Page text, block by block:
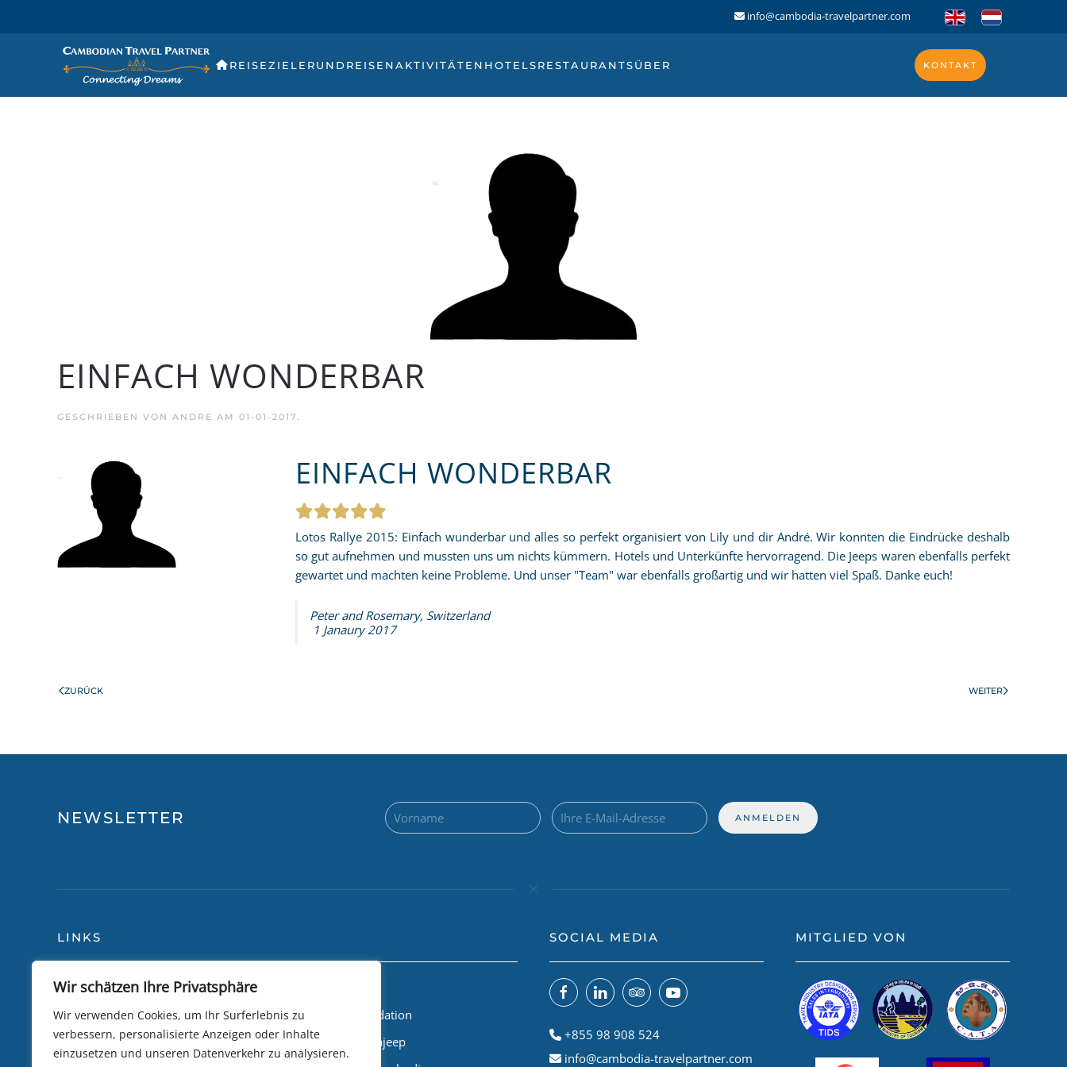
Wir schätzen Ihre Privatsphäre
Wir verwenden Cookies, um Ihr Surferlebnis zu
verbessern, personalisierte Anzeigen oder Inhalte
einzusetzen und unseren Datenverkehr zu analysieren.
info@cambodia-travelpartner.com
REISEZIELE RUNDREISENAKTIVITÄTEN HOTELSRESTAURANTSÜBER KONTAKT
EINFACH WONDERBAR
GESCHRIEBEN VON ANDRE AM 01-01-2017
EINFACH WONDERBAR
Lotos Rallye 2015: Einfach wunderbar und alles so perfekt organisiert von Lily und dir André. Wir konnten die Eindrücke deshalb
so gut aufnehmen und mussten uns um nichts kümmern. Hotels und Unterkünfte hervorragend. Die Jeeps waren ebenfalls perfekt
gewartet und machten keine Probleme. Und unser "Team" war ebenfalls großartig und wir hatten viel Spaß. Danke euch!
Peter and Rosemary, Switzerland
1 Janaury 2017
ZURÜCK WEITER
NEWSLETTER
LINKS
Blog
Reiseversicherung
Allgemeine Bedingungen
Lily Foundation
Cambodiajeep
SOCIAL MEDIA
+855 98 908 524
info@cambodia-travelpartner.com
MITGLIED VON